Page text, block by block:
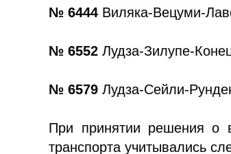
№ 6444 Виляка-Вецуми-
№ 6552 Лудза-Зилупе-
№ 6579 Лудза-Сейли-
При принятии решения о
транспорта учитывались